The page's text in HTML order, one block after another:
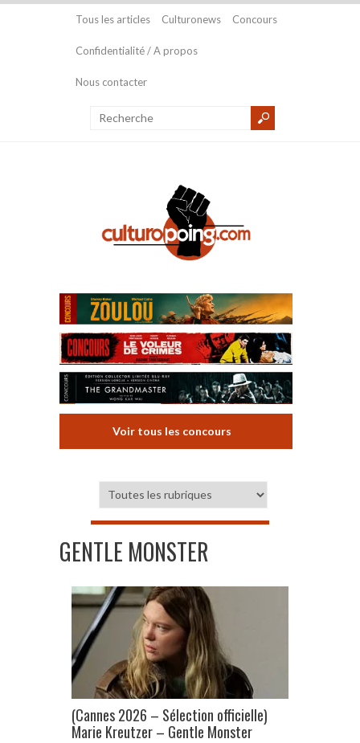
Tous les articles Culturonews Concours
Confidentialité / A propos
Nous contacter
Voir tous les concours
GENTLE MONSTER
(Cannes 2026 – Sélection officielle)
Marie Kreutzer – Gentle Monster